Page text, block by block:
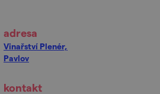
adresa
Vinařství Plenér,
Pavlov
kontakt